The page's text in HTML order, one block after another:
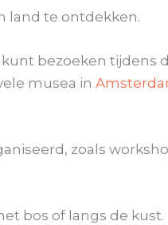
land te ontdekken.
bezoeken tijdens
musea in
zoals
bos of langs de kust.